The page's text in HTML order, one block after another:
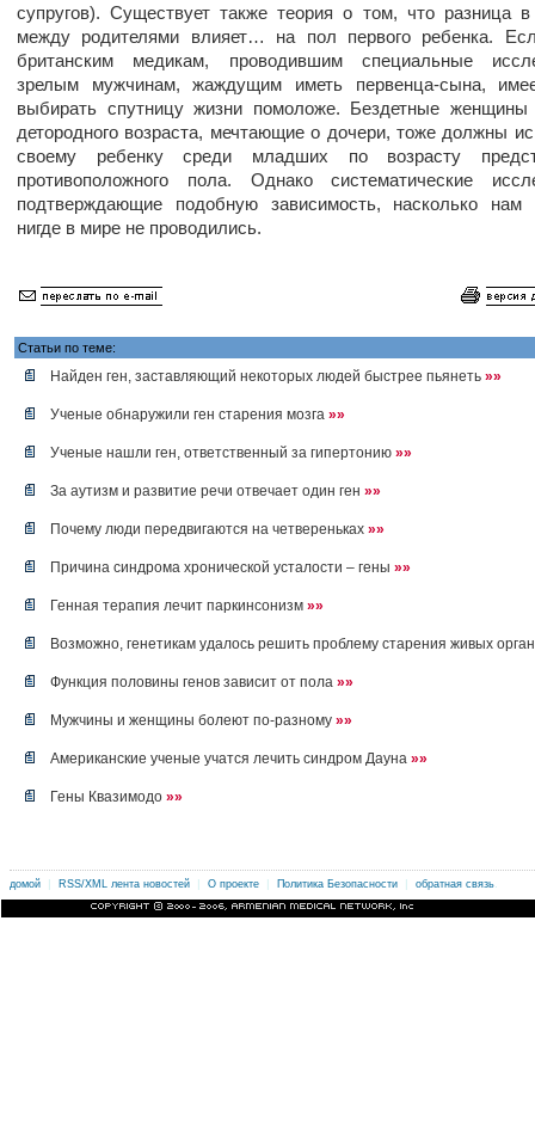
супругов). Существует также теория о том, что разница в
между родителями влияет… на пол первого ребенка.
британским медикам, проводившим специальные
зрелым мужчинам, жаждущим иметь первенца-сына,
выбирать спутницу жизни помоложе. Бездетные женщины
детородного возраста, мечтающие о дочери, тоже должны
своему ребенку среди младших по возрасту
противоположного пола. Однако систематические
подтверждающие подобную зависимость, насколько нам
нигде в мире не проводились.
Статьи по теме:
Найден ген, заставляющий некоторых людей быстрее пьянеть »»
Ученые обнаружили ген старения мозга »»
Ученые нашли ген, ответственный за гипертонию »»
За аутизм и развитие речи отвечает один ген »»
Почему люди передвигаются на четвереньках »»
Причина синдрома хронической усталости – гены »»
Генная терапия лечит паркинсонизм »»
Возможно, генетикам удалось решить проблему старения живых
Функция половины генов зависит от пола »»
Мужчины и женщины болеют по-разному »»
Американские ученые учатся лечить синдром Дауна »»
Гены Квазимодо »»
домой | RSS/XML лента новостей | О проекте | Политика Безопасности | обратная связь